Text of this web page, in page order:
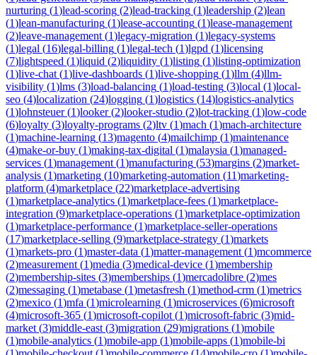
nurturing (1)lead-scoring (2)lead-tracking (1)leadership (2)lean
(1)lean-manufacturing (1)lease-accounting (1)lease-management
(2)leave-management (1)legacy-migration (1)legacy-systems
(1)legal (16)legal-billing (1)legal-tech (1)lgpd (1)licensing
(7)lightspeed (1)liquid (2)liquidity (1)listing (1)listing-optimization
(1)live-chat (1)live-dashboards (1)live-shopping (1)llm (4)llm-
visibility (1)lms (3)load-balancing (1)load-testing (3)local (1)local-
seo (4)localization (24)logging (1)logistics (14)logistics-analytics
(1)lohnsteuer(1)looker(2)looker-studio (2)lot-tracking (1)low-code
(6)loyalty (3)loyalty-programs (2)ltv (1)mach (1)mach-architecture
(1)machine-learning (13)magento (4)mailchimp (1)maintenance
(4)make-or-buy (1)making-tax-digital (1)malaysia (1)managed-
services (1)management (1)manufacturing (53)margins (2)market-
analysis (1)marketing (10)marketing-automation (11)marketing-
platform (4)marketplace (22)marketplace-advertising
(1)marketplace-analytics (1)marketplace-fees (1)marketplace-
integration (9)marketplace-operations (1)marketplace-optimization
(1)marketplace-performance (1)marketplace-seller-operations
(17)marketplace-selling (9)marketplace-strategy (1)markets
(1)markets-pro (1)master-data (1)matter-management (1)mcommerce
(2)measurement (1)media (3)medical-device (1)membership
(2)membership-sites (3)memberships (1)mercadolibre (2)mes
(2)messaging (1)metabase (1)metasfresh (1)method-crm (1)metrics
(2)mexico (1)mfa (1)microlearning (1)microservices (6)microsoft
(4)microsoft-365 (1)microsoft-copilot (1)microsoft-fabric (3)mid-
market (3)middle-east (3)migration (29)migrations (1)mobile
(1)mobile-analytics (1)mobile-app (1)mobile-apps (1)mobile-bi